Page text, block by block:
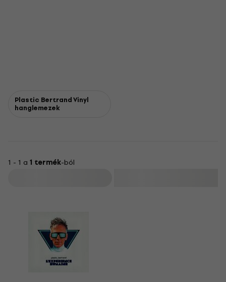
Plastic Bertrand Vinyl
hanglemezek
1 - 1 a 1 termék-ból